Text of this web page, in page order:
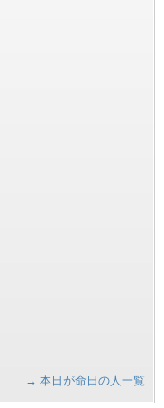
→ 本日が命日の人一覧